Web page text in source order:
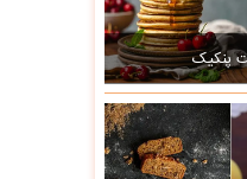
پنکیک